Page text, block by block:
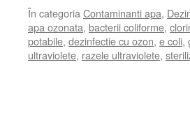
În categoria Contaminanti apa,
apa ozonata, bacterii coliforme,
potabile, dezinfectie cu ozon, e coli,
ultraviolete, razele ultraviolete,